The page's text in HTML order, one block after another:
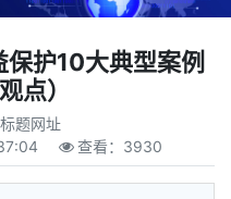
护10大典型案例
点）
题网址
查看： 3930